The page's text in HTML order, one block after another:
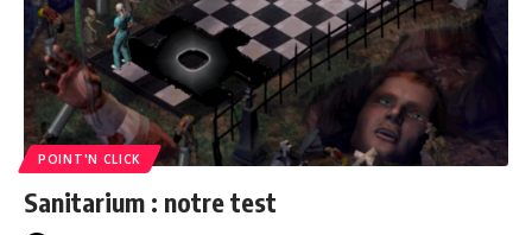
POINT'N CLICK
Sanitarium : notre test